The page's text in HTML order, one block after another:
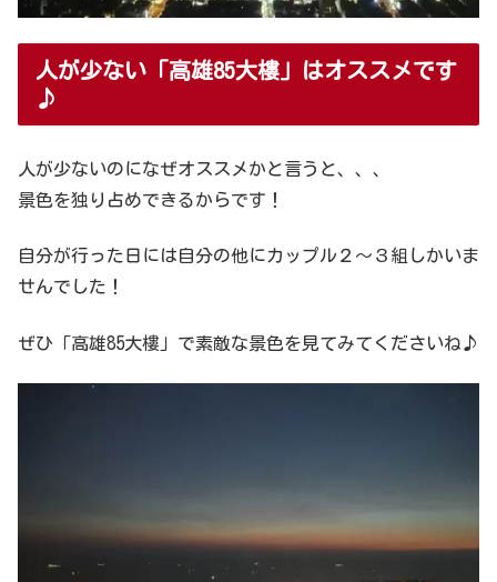
人が少ない「高雄85大樓」はオススメです
♪
人が少ないのになぜオススメかと言うと、、、
景色を独り占めできるからです！
自分が行った日には自分の他にカップル２〜３組しかいま
せんでした！
ぜひ「高雄85大樓」で素敵な景色を見てみてくださいね♪